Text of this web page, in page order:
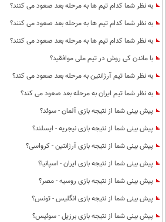
به نظر شما کدام تیم ها به مرحله بعد صعود می کنند؟
به نظر شما کدام تیم ها به مرحله بعد صعود می کنند؟
به نظر شما کدام تیم ها به مرحله بعد صعود می کنند؟
با ماندن کی روش در تیم ملی موافقید؟
به نظر شما تیم آرژانتین به مرحله بعد صعود می کند؟
به نظر شما تیم ایران به مرحله بعد صعود می کند؟
پیش بینی شما از نتیجه بازی آلمان - سوئد؟
پیش بینی شما از نتیجه بازی نیجریه - ایسلند؟
پیش بینی شما از نتیجه بازی آرژانتین - کرواسی؟
پیش بینی شما از نتیجه بازی ایران - اسپانیا؟
پیش بینی شما از نتیجه بازی روسیه - مصر؟
پیش بینی شما از نتیجه بازی انگلیس - تونس؟
پیش بینی شما از نتیجه بازی برزیل - سوئیس؟